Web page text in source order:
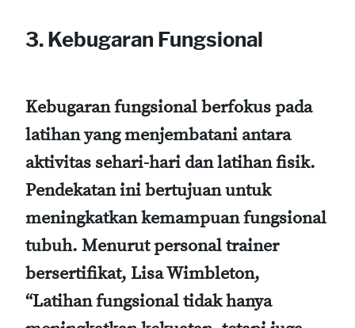
3. Kebugaran Fungsional
Kebugaran fungsional berfokus pada
latihan yang menjembatani antara
aktivitas sehari-hari dan latihan fisik.
Pendekatan ini bertujuan untuk
meningkatkan kemampuan fungsional
tubuh. Menurut personal trainer
bersertifikat, Lisa Wimbleton,
“Latihan fungsional tidak hanya